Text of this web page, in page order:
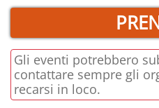
Gli eventi potrebbero
contattare sempre gli
recarsi in loco.